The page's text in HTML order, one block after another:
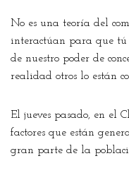
No es una teoría del
interactúan para que tú
de nuestro poder de
realidad otros lo están
El jueves pasado, en el
factores que están
gran parte de la